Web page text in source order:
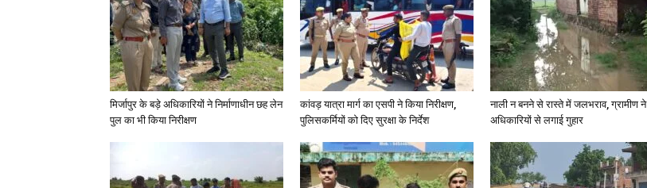
मिर्जापुर के बड़े अधिकारियों ने निर्माणाधीन छह लेन
पुल का भी किया निरीक्षण
कांवड़ यात्रा मार्ग का एसपी ने किया निरीक्षण,
पुलिसकर्मियों को दिए सुरक्षा के निर्देश
नाली न बनने से रास्ते में जलभराव, ग्रामीण ने
अधिकारियों से लगाई गुहार